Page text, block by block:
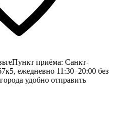
Пункт приёма: Санкт-
ежедневно 11:30–20:00 без
удобно отправить